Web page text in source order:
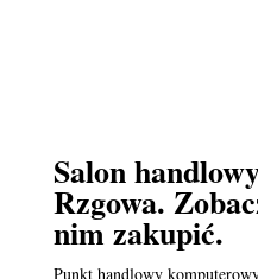
Salon
Rzgowa.
nim zakupić.
Punkt handlowy